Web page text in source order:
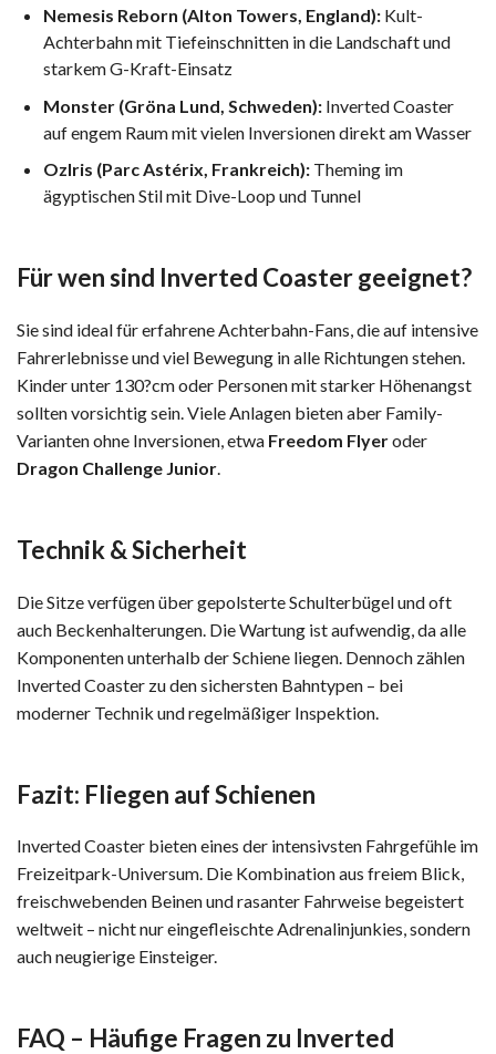
Nemesis Reborn (Alton Towers, England): Kult-
Achterbahn mit Tiefeinschnitten in die Landschaft und
starkem G-Kraft-Einsatz
Monster (Gröna Lund, Schweden): Inverted Coaster
auf engem Raum mit vielen Inversionen direkt am Wasser
OzIris (Parc Astérix, Frankreich): Theming im
ägyptischen Stil mit Dive-Loop und Tunnel
Für wen sind Inverted Coaster geeignet?
Sie sind ideal für erfahrene Achterbahn-Fans, die auf intensive
Fahrerlebnisse und viel Bewegung in alle Richtungen stehen.
Kinder unter 130?cm oder Personen mit starker Höhenangst
sollten vorsichtig sein. Viele Anlagen bieten aber Family-
Varianten ohne Inversionen, etwa Freedom Flyeroder
Dragon Challenge Junior.
Technik & Sicherheit
Die Sitze verfügen über gepolsterte Schulterbügel und oft
auch Beckenhalterungen. Die Wartung ist aufwendig, da alle
Komponenten unterhalb der Schiene liegen. Dennoch zählen
Inverted Coaster zu den sichersten Bahntypen – bei
moderner Technik und regelmäßiger Inspektion.
Fazit: Fliegen auf Schienen
Inverted Coaster bieten eines der intensivsten Fahrgefühle im
Freizeitpark-Universum. Die Kombination aus freiem Blick,
freischwebenden Beinen und rasanter Fahrweise begeistert
weltweit – nicht nur eingefleischte Adrenalinjunkies, sondern
auch neugierige Einsteiger.
FAQ – Häufige Fragen zu Inverted